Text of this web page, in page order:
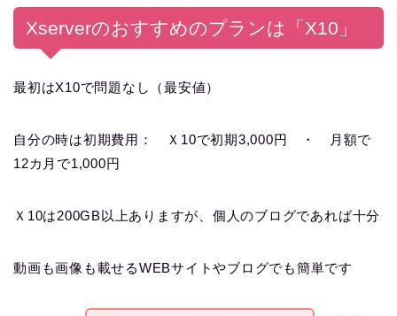
Xserverのおすすめのプランは「X10」
最初はX10で問題なし（最安値）
自分の時は初期費用： Ｘ10で初期3,000円 ・ 月額で
12カ月で1,000円
Ｘ10は200GB以上ありますが、個人のブログであれば十分
動画も画像も載せるWEBサイトやブログでも簡単です